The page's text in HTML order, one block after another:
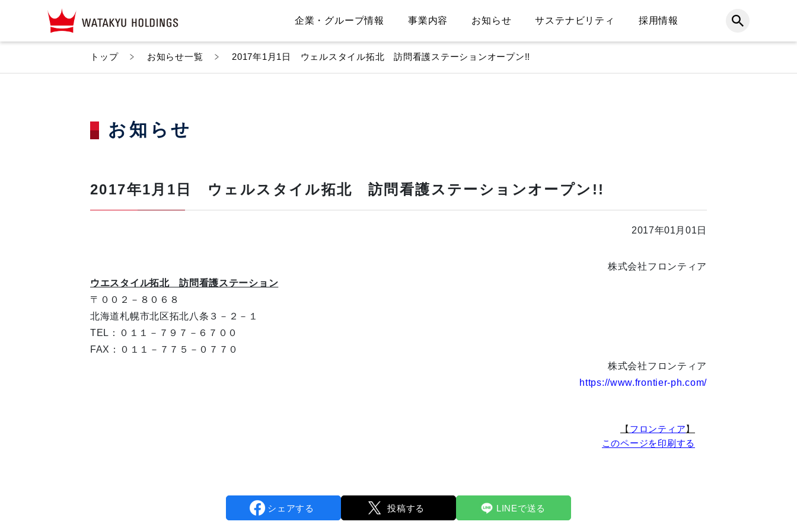
企業・グループ情報 事業内容 お知らせ サステナビリティ 採用情報
トップ お知らせ一覧 2017年1月1日 ウェルスタイル拓北 訪問看護ステーションオープン!!
お知らせ
2017年1月1日 ウェルスタイル拓北 訪問看護ステーションオープン!!
2017年01月01日
株式会社フロンティア
ウエスタイル拓北 訪問看護ステーション
〒００２－８０６８
北海道札幌市北区拓北八条３－２－１
TEL：０１１－７９７－６７００
FAX：０１１－７７５－０７７０
株式会社フロンティア
https://www.frontier-ph.com/
【 フロンティア】
このページを印刷する
シェアする 投稿する LINEで送る